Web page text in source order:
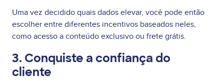
Uma vez decidido quais dados elevar, você pode então
escolher entre diferentes incentivos baseados neles,
como acesso a conteúdo exclusivo ou frete grátis.
3. Conquiste a confiança do
cliente